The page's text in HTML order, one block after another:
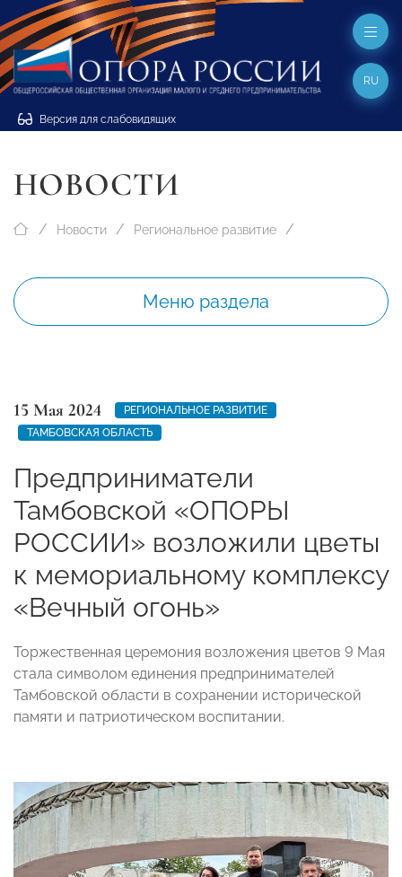
Версия для слабовидящих
RU
НОВОСТИ
Новости Региональное развитие
Меню раздела
15 Мая 2024
РЕГИОНАЛЬНОЕ РАЗВИТИЕ
ТАМБОВСКАЯ ОБЛАСТЬ
Предприниматели
Тамбовской «ОПОРЫ
РОССИИ» возложили цветы
к мемориальному комплексу
«Вечный огонь»
Торжественная церемония возложения цветов 9 Мая
стала символом единения предпринимателей
Тамбовской области в сохранении исторической
памяти и патриотическом воспитании.